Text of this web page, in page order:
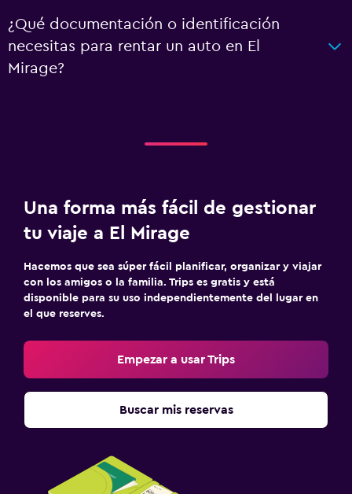
¿Qué documentación o identificación
necesitas para rentar un auto en El
Mirage?
Una forma más fácil de gestionar
tu viaje a El Mirage
Hacemos que sea súper fácil planificar, organizar y viajar
con los amigos o la familia. Trips es gratis y está
disponible para su uso independientemente del lugar en
el que reserves.
Empezar a usar Trips
Buscar mis reservas